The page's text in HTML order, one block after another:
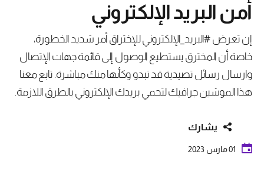
أمن البريد الإلكتروني
إن تعرض #البريد_الإلكتروني للإختراق أمر شديد الخطورة،
خاصة أن المخترق يستطيع الوصول إلى قائمة جهات الإتصال
وارسال رسائل تصيدية قد تبدو وكأنها منك مباشرة. تابع معنا
هذا الموشين جرافيك لتحمي بريدك الإلكتروني بالطرق اللازمة.
يشارك
01 مارس 2023